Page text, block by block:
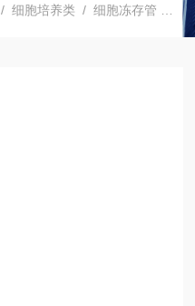
/细胞培养类 /细胞冻存管